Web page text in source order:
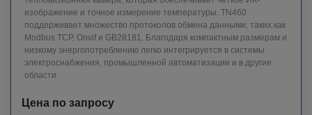
изображение и точное измерение температуры. TN460
поддерживает множество протоколов обмена данными, таких как
Modbus TCP, Onvif и GB28181. Благодаря компактным размерам и
низкому энергопотреблению легко интегрируется в системы
электроснабжения, промышленной автоматизации и в другие
области.
Цена по запросу